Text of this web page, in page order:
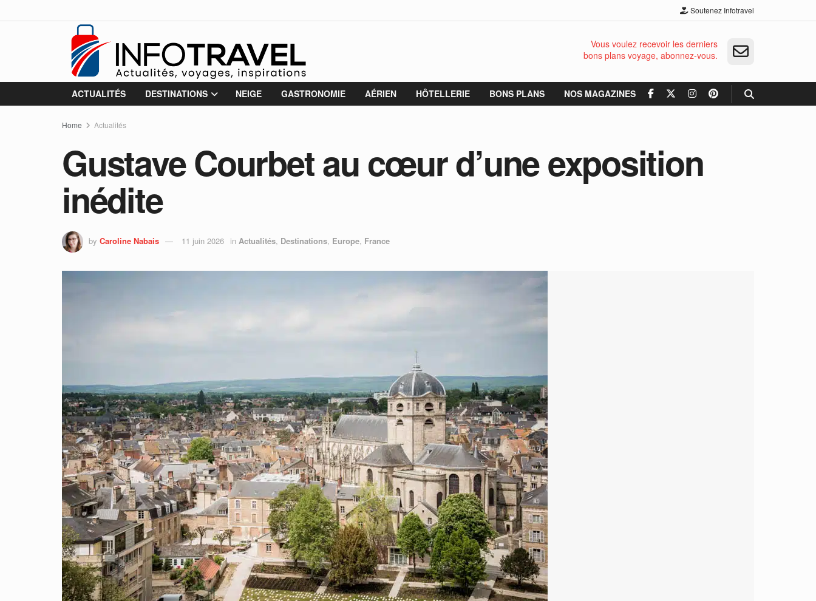
Soutenez Infotravel
Vous voulez recevoir les derniers
bons plans voyage, abonnez-vous.
ACTUALITÉS DESTINATIONS NEIGE GASTRONOMIE AÉRIEN HÔTELLERIE BONS PLANS NOS MAGAZINES
Home Actualités
Gustave Courbet au cœur d’une exposition
inédite
by Caroline Nabais 11 juin 2026 in Actualités, Destinations, Europe, France